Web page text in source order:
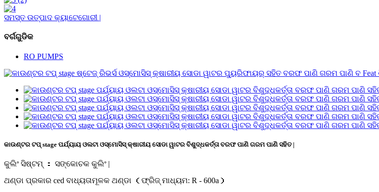
ସମସ୍ତ ଉତ୍ପାଦ କ୍ୟାଟେଗୋରୀ |
ବର୍ଗଗୁଡିକ
RO PUMPS
କାଉଣ୍ଟର ଟପ୍ stage ପର୍ଯ୍ୟାୟ ଓଲଟା ଓସ୍ମୋସିସ୍ କ୍ଷାରୀୟ ସୋଡା ୱାଟର ବିଶୁଦ୍ଧକର୍ତ୍ତା ବରଫ ପାଣି ଗରମ ପାଣି ସହିତ |
କୁଲିଂ ସିଷ୍ଟମ୍ ： ସଙ୍କୋଚକ କୁଲିଂ |
ଥଣ୍ଡା ପ୍ରକାର ced ବାଧ୍ୟତାମୂଳକ ଥଣ୍ଡା （ଫ୍ରିଜ୍ ମାଧ୍ୟମ: R - 600a）